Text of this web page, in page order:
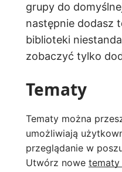
grupy do
następnie dodasz
biblioteki
zobaczyć tylko
Tematy
Tematy można
umożliwiają
przeglądanie w
Utwórz nowe tematy